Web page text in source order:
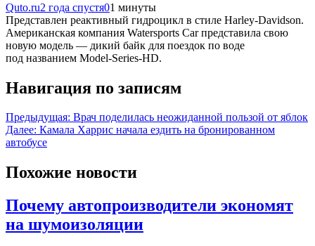
Quto.ru2 года спустя01 минуты
Представлен реактивный гидроцикл в стиле Harley-Davidson.
Американская компания Watersports Car представила свою
новую модель — дикий байк для поездок по воде
под названием Model-Series-HD.
Навигация по записям
Предыдущая: Врач поделилась неожиданной пользой от яблок
Далее: Камала Харрис начала ездить на бронированном
автобусе
Похожие новости
Почему автопроизводители экономят
на шумоизоляции